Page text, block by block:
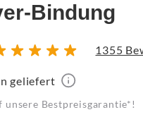
Bindung
1355
geliefert
unsere Bestpreisgarantie*!